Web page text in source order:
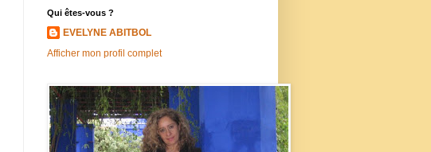
Qui êtes-vous ?
EVELYNE ABITBOL
Afficher mon profil complet